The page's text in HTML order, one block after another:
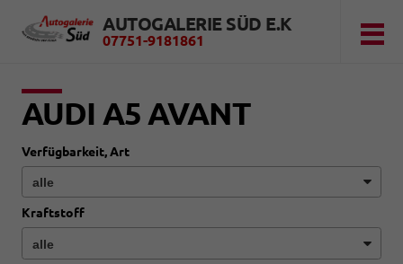
AUTOGALERIE SÜD E.K
07751-9181861
AUDI A5 AVANT
Verfügbarkeit, Art
Kraftstoff